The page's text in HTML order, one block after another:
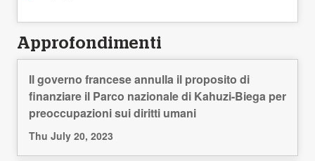
Approfondimenti
Il governo francese annulla il proposito di
finanziare il Parco nazionale di Kahuzi-Biega per
preoccupazioni sui diritti umani
Thu July 20, 2023